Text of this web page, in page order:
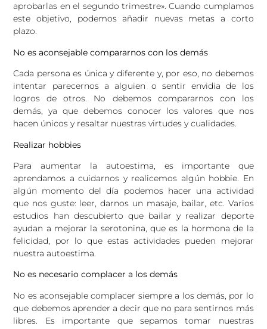
aprobarlas en el segundo trimestre». Cuando cumplamos
este objetivo, podemos añadir nuevas metas a corto
plazo.
No es aconsejable compararnos con losdemás
Cada persona es única y diferente y, por eso, no debemos
intentar parecernos a alguien o sentir envidia de los
logros de otros. No debemos compararnos con los
demás, ya que debemos conocer los valores que nos
hacen únicos y resaltar nuestras virtudes y cualidades.
Realizar hobbies
Para aumentar la autoestima, es importante que
aprendamos a cuidarnos y realicemos algún hobbie. En
algún momento del día podemos hacer una actividad
que nos guste: leer, darnos un masaje, bailar, etc. Varios
estudios han descubierto que bailar y realizar deporte
ayudan a mejorar la serotonina, que es la hormona de la
felicidad, por lo que estas actividades pueden mejorar
nuestra autoestima.
No es necesario complacer a los demás
No es aconsejable complacer siempre a los demás, por lo
que debemos aprender a decir que no para sentirnos más
libres. Es importante que sepamos tomar nuestras